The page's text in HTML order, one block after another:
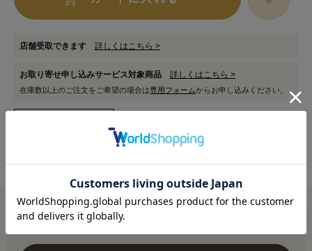
店舗受取できます 詳しくはこちら >
お取り寄せ申し込みサービス対象商品 詳しくはこちら >
在庫数以上のご注文をご希望の場合は専用フォームからお申し込みください。
メール便対応商品です